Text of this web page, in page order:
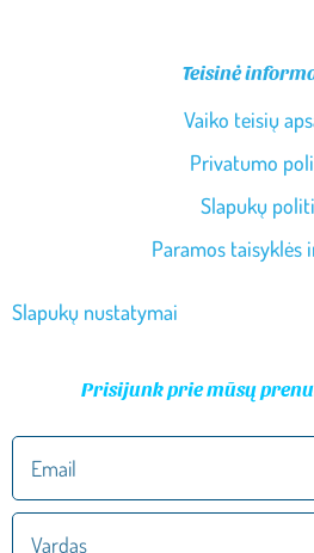
Teisinė
Vaiko teisių
Privatumo
Slapukų
Paramos taisyklės
Slapukų nustatymai
Prisijunk prie mūsų